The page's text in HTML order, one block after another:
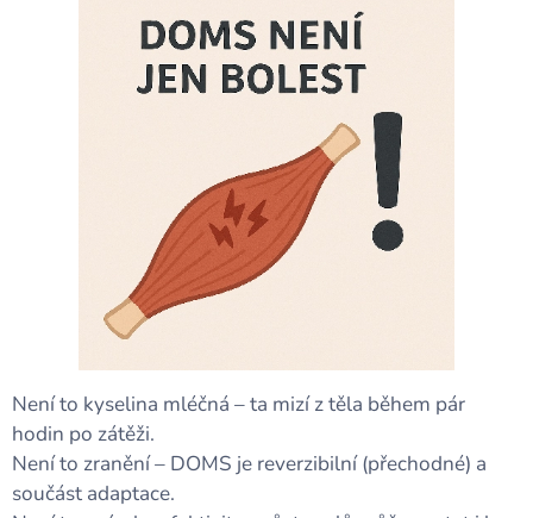
Není to kyselina mléčná – ta mizí z těla během pár
hodin po zátěži.
Není to zranění – DOMS je reverzibilní (přechodné) a
součást adaptace.